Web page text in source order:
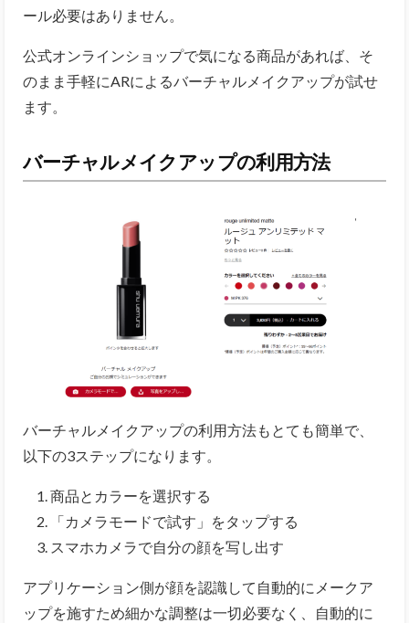
ール必要はありません。
公式オンラインショップで気になる商品があれば、そ
のまま手軽にARによるバーチャルメイクアップが試せ
ます。
バーチャルメイクアップの利用方法
バーチャルメイクアップの利用方法もとても簡単で、
以下の3ステップになります。
商品とカラーを選択する
「カメラモードで試す」をタップする
スマホカメラで自分の顔を写し出す
アプリケーション側が顔を認識して自動的にメークア
ップを施すため細かな調整は一切必要なく、自動的に